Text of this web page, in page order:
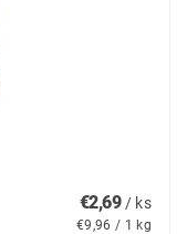
€2,69 / ks
€9,96 / 1 kg